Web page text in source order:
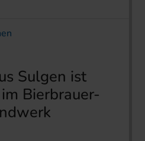
Sulgen ist
Bierbrauer-